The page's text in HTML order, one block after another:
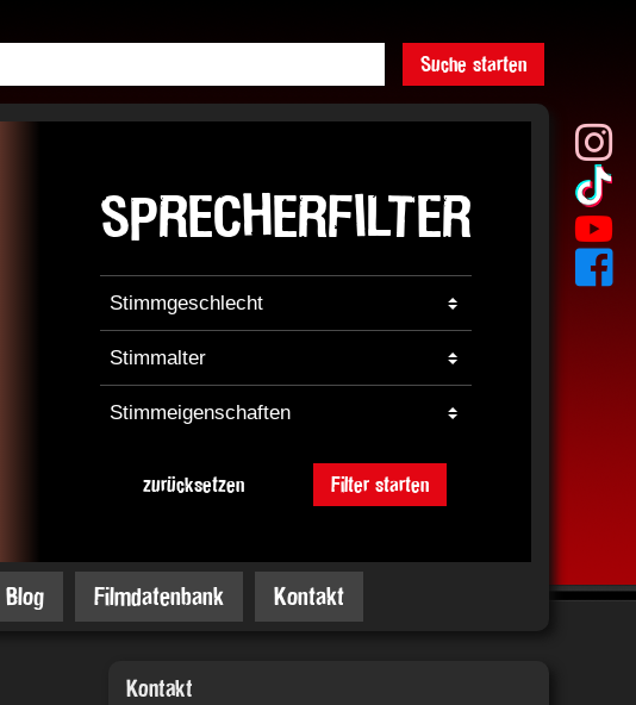
Suche starten
SPRECHERFILTER
zurücksetzen Filter starten
Blog Filmdatenbank Kontakt
Kontakt